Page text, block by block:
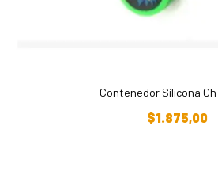
Contenedor Silicona Ch
$1.875,00